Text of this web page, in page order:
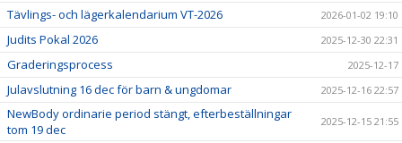
Tävlings- och lägerkalendarium VT-2026 2026-01-02 19:10
Judits Pokal 2026 2025-12-30 22:31
Graderingsprocess 2025-12-17
Julavslutning 16 dec för barn & ungdomar 2025-12-16 22:57
NewBody ordinarie period stängt, efterbeställningar
tom 19 dec
2025-12-15 21:55